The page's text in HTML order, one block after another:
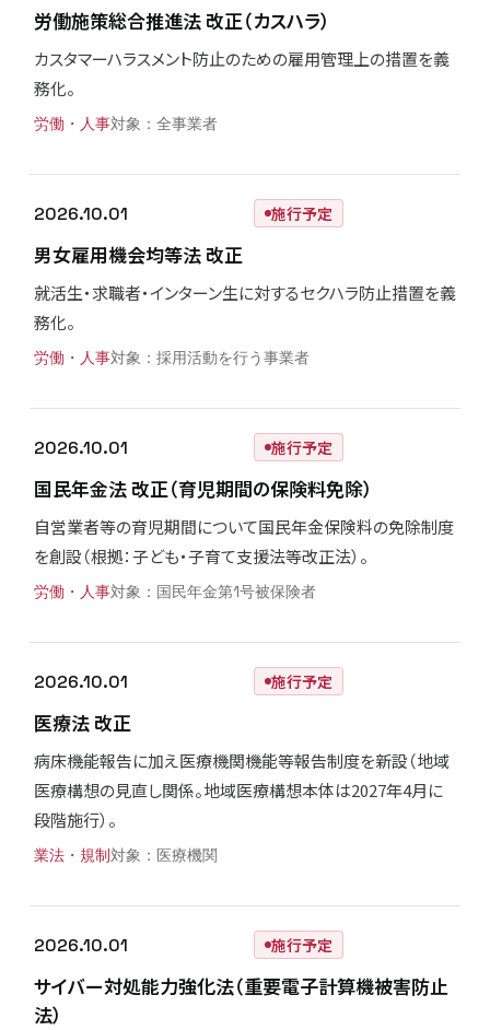
労働施策総合推進法 改正（カスハラ）
カスタマーハラスメント防止のための雇用管理上の措置を義
務化。
労働・人事 全事業者
2026.10.01 施行予定
男女雇用機会均等法 改正
就活生・求職者・インターン生に対するセクハラ防止措置を義
務化。
労働・人事 採用活動を行う事業者
2026.10.01 施行予定
国民年金法 改正（育児期間の保険料免除）
自営業者等の育児期間について国民年金保険料の免除制度
を創設（根拠：子ども・子育て支援法等改正法）。
労働・人事 国民年金第1号被保険者
2026.10.01 施行予定
医療法 改正
病床機能報告に加え医療機関機能等報告制度を新設（地域
医療構想の見直し関係。地域医療構想本体は2027年4月に
段階施行）。
業法・規制 医療機関
2026.10.01 施行予定
サイバー対処能力強化法（重要電子計算機被害防止
法）